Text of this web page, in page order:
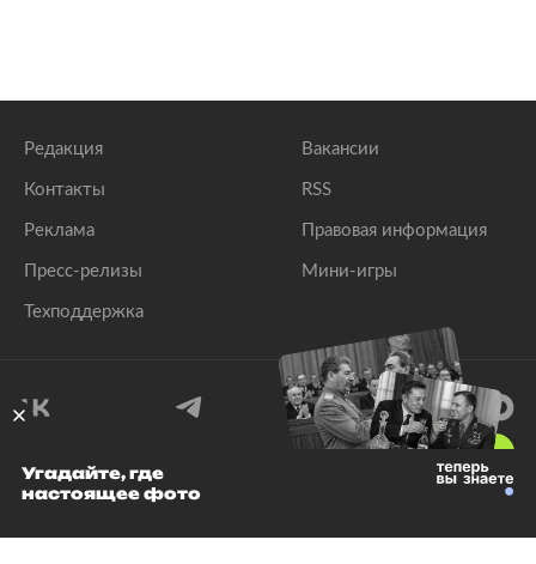
Редакция
Контакты
Реклама
Пресс-релизы
Техподдержка
Вакансии
RSS
Правовая информация
Мини-игры
© 1999–2026 Все права защищены.
Угадайте, где
настоящее фото